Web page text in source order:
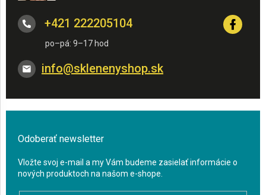
info@sklenenyshop.sk
+421 222205104
Odoberať newsletter
Vložte svoj e-mail a my Vám budeme zasielať informácie o
nových produktoch na našom e-shope.